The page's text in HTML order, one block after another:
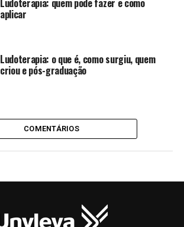
Ludoterapia: quem pode fazer e como
aplicar
Ludoterapia: o que é, como surgiu, quem
criou e pós-graduação
COMENTÁRIOS